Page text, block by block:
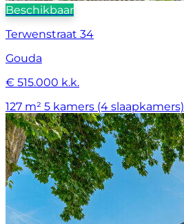
Beschikbaar
Terwenstraat 34
Gouda
€ 515.000 k.k.
127 m² 5 kamers (4 slaapkamers)